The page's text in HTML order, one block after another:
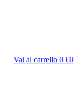
Vai al carrello 0 €0